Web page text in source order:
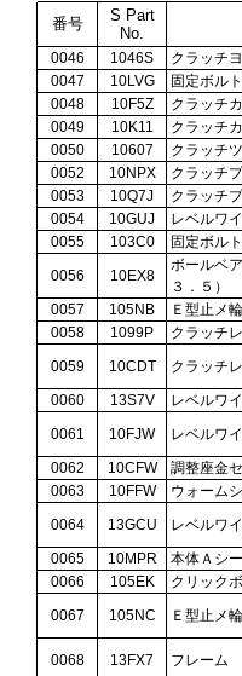
番号
S Part
No.
0046 1046S クラッチ
0047
10LVG 固定ボルト
0048
10F5Z クラッチ
0049
10K11 クラッチ
0050
10607 クラッチ
0052
10NPX クラッチ
0053
10Q7J クラッチ
0054
10GUJ レベルワ
0055
103C0 固定ボルト
0056
10EX8
ボールベ
３．５）
0057
105NB Ｅ型止メ
0058
1099P クラッチ
0059
10CDT クラッチ
0060
13S7V レベルワ
0061
10FJW レベルワ
0062
10CFW 調整座金
0063
10FFW ウォーム
0064
13GCU レベルワ
0065
10MPR 本体Ａシ
0066
105EK クリック
0067
105NC Ｅ型止メ
0068 13FX7 フレーム